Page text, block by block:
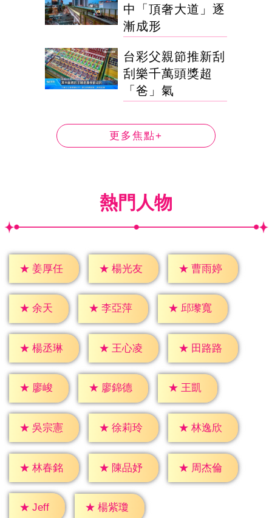
中「頂奢大道」逐
漸成形
台彩父親節推新刮
刮樂千萬頭獎超
「爸」氣
更多焦點+
熱門人物
★ 姜厚任 ★ 楊光友 ★ 曹雨婷
★ 余天 ★ 李亞萍 ★ 邱瓈寬
★ 楊丞琳 ★ 王心凌 ★ 田路路
★ 廖峻 ★ 廖錦德 ★ 王凱
★ 吳宗憲 ★ 徐莉玲 ★ 林逸欣
★ 林春銘 ★ 陳品妤 ★ 周杰倫
★ Jeff ★ 楊紫瓊